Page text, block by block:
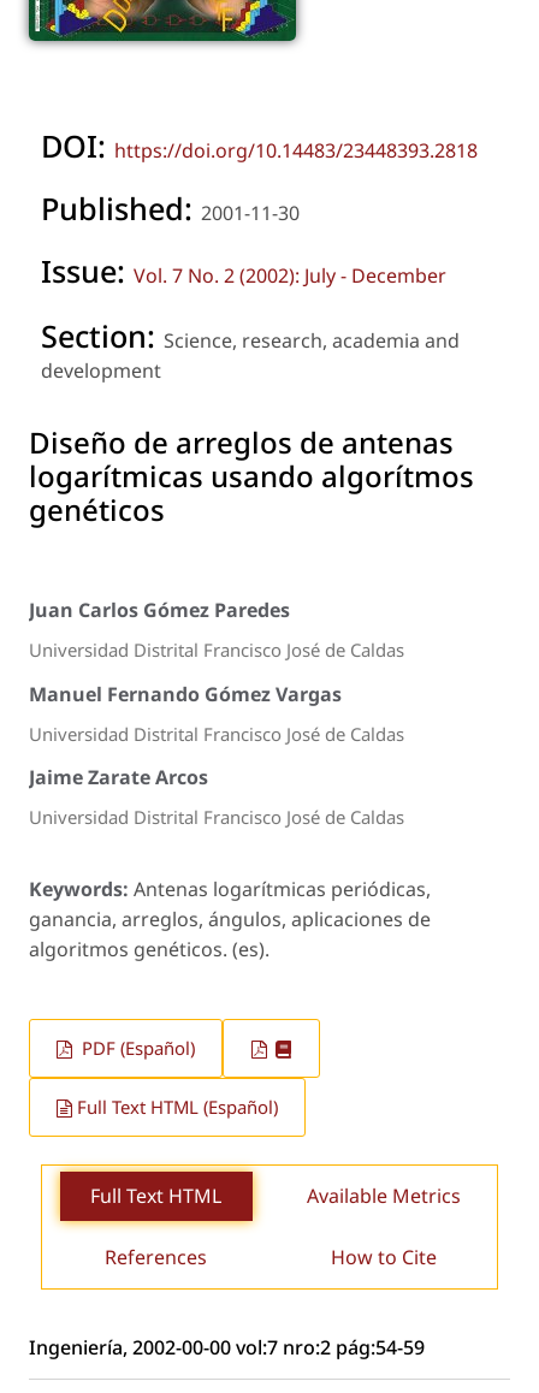
DOI: https://doi.org/10.14483/23448393.2818
Published: 2001-11-30
Issue: Vol. 7 No. 2 (2002): July - December
Section: Science, research, academia and
development
Diseño de arreglos de antenas
logarítmicas usando algorítmos
genéticos
Juan Carlos Gómez Paredes
Universidad Distrital Francisco José de Caldas
Manuel Fernando Gómez Vargas
Universidad Distrital Francisco José de Caldas
Jaime Zarate Arcos
Universidad Distrital Francisco José de Caldas
Keywords: Antenas logarítmicas periódicas,
ganancia, arreglos, ángulos, aplicaciones de
algoritmos genéticos. (es).
PDF (Español)
Full Text HTML (Español)
Full Text HTML Available Metrics
References How to Cite
Ingeniería, 2002-00-00 vol:7 nro:2 pág:54-59